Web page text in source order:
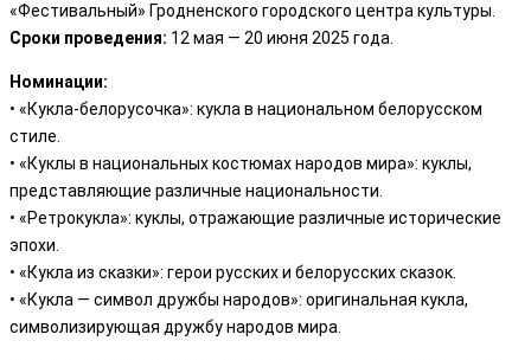
«Фестивальный» Гродненского городского центра культуры.
Сроки проведения: 12 мая — 20 июня 2025 года.
Номинации:
• «Кукла-белорусочка»: кукла в национальном белорусском
стиле.
• «Куклы в национальных костюмах народов мира»: куклы,
представляющие различные национальности.
• «Ретрокукла»: куклы, отражающие различные исторические
эпохи.
• «Кукла из сказки»: герои русских и белорусских сказок.
• «Кукла — символ дружбы народов»: оригинальная кукла,
символизирующая дружбу народов мира.